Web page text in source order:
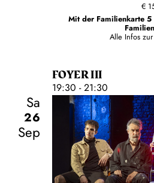
€
Mit der Familienkarte
Alle Infos
FOYER III
19:30 - 21:30
Sa
26
Sep